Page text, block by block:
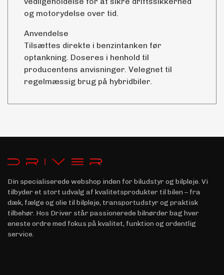
og motorydelse over tid.
Anvendelse
Tilsættes direkte i benzintanken før
optankning. Doseres i henhold til
producentens anvisninger. Velegnet til
regelmæssig brug på hybridbiler.
Din specialiserede webshop inden for biludstyr og bilpleje. Vi
tilbyder et stort udvalg af kvalitetsprodukter til bilen – fra
dæk, fælge og olie til bilpleje, transportudstyr og praktisk
tilbehør. Hos Driver står passionerede bilnørder bag hver
eneste ordre med fokus på kvalitet, funktion og ordentlig
service.